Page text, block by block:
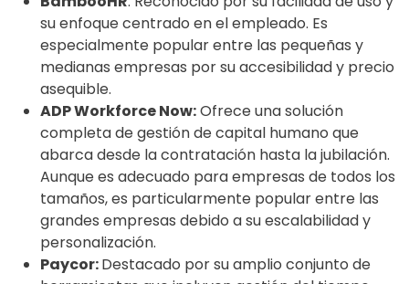
su enfoque centrado en el empleado. Es
especialmente popular entre las pequeñas y
medianas empresas por su accesibilidad y precio
asequible.
ADP Workforce Now:Ofrece una solución
completa de gestión de capital humano que
abarca desde la contratación hasta la jubilación.
Aunque es adecuado para empresas de todos los
tamaños, es particularmente popular entre las
grandes empresas debido a su escalabilidad y
personalización.
Paycor:Destacado por su amplio conjunto de